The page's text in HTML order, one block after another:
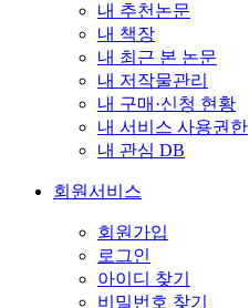
내 추천논문
내 책장
내 최근 본 논문
내 저작물관리
내 구매·신청 현황
내 서비스 사용권한
내 관심 DB
회원서비스
회원가입
로그인
아이디 찾기
비밀번호 찾기